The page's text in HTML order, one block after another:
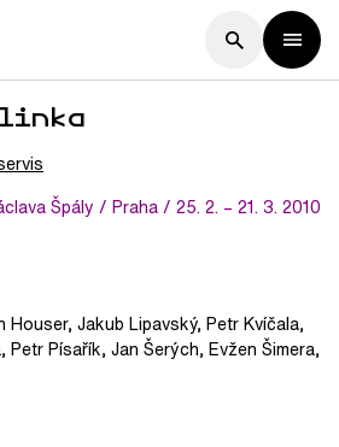
Špály / Praha / 25. 2. – 21. 3. 2010
Houser, Jakub Lipavský, Petr Kvíčala,
Petr Písařík, Jan Šerých, Evžen Šimera,